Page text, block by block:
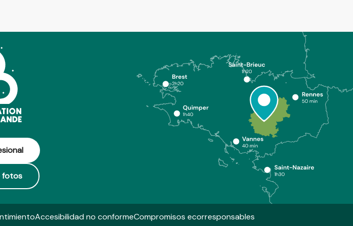
fotos
Accesibilidad no conformeCompromisos ecorresponsables